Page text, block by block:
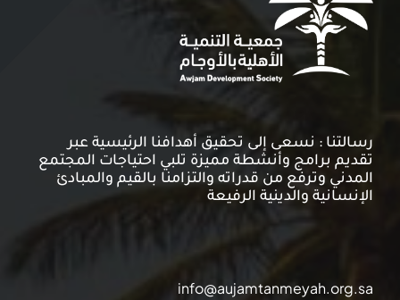
رسالتنا : نسعى إلى تحقيق أهدافنا الرئيسية عبر
تقديم برامج وأنشطة مميزة تلبي احتياجات المجتمع
المدني وترفع من قدراته والتزامنا بالقيم والمبادئ
الإنسانية والدينية الرفيعة
info@aujamtanmeyah.org.sa